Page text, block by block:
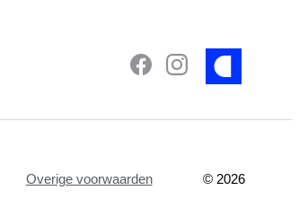
Overige voorwaarden © 2026